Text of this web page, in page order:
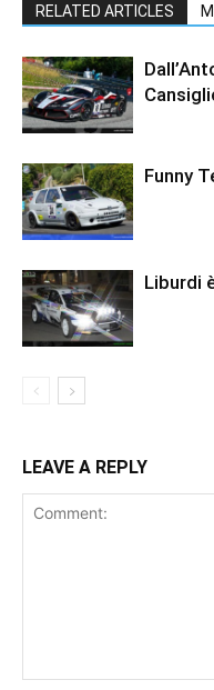
RELATED ARTICLES
Funny
Liburdi
LEAVE A REPLY